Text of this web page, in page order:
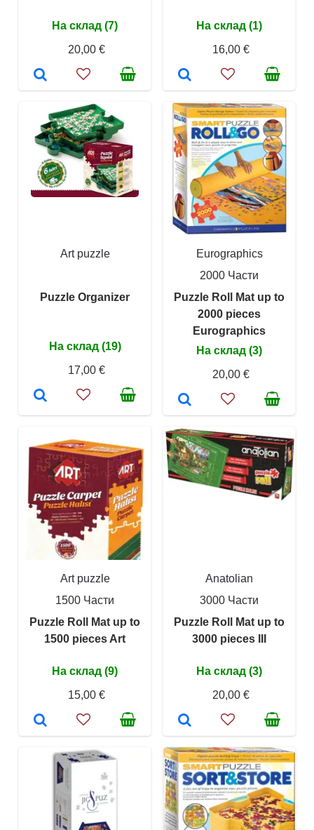
На склад (7)
20,00 €
На склад (1)
16,00 €
Art puzzle
Puzzle Organizer
На склад (19)
17,00 €
Eurographics
2000 Части
Puzzle Roll Mat up to
2000 pieces
Eurographics
На склад (3)
20,00 €
Art puzzle
1500 Части
Puzzle Roll Mat up to
1500 pieces Art
На склад (9)
15,00 €
Anatolian
3000 Части
Puzzle Roll Mat up to
3000 pieces III
На склад (3)
20,00 €